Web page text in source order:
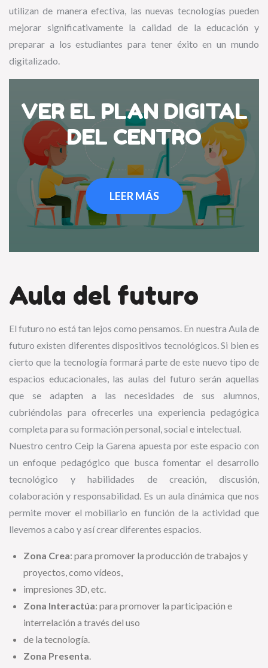
utilizan de manera efectiva, las nuevas tecnologías pueden
mejorar significativamente la calidad de la educación y
preparar a los estudiantes para tener éxito en un mundo
digitalizado.
VER EL PLAN DIGITAL
DEL CENTRO
LEER MÁS
Aula del futuro
El futuro no está tan lejos como pensamos. En nuestra Aula de
futuro existen diferentes dispositivos tecnológicos. Si bien es
cierto que la tecnología formará parte de este nuevo tipo de
espacios educacionales, las aulas del futuro serán aquellas
que se adapten a las necesidades de sus alumnos,
cubriéndolas para ofrecerles una experiencia pedagógica
completa para su formación personal, social e intelectual.
Nuestro centro Ceip la Garena apuesta por este espacio con
un enfoque pedagógico que busca fomentar el desarrollo
tecnológico y habilidades de creación, discusión,
colaboración y responsabilidad. Es un aula dinámica que nos
permite mover el mobiliario en función de la actividad que
llevemos a cabo y así crear diferentes espacios.
Zona Crea: para promover la producción de trabajos y
proyectos, como vídeos,
impresiones 3D, etc.
Zona Interactúa: para promover la participación e
interrelación a través del uso
de la tecnología.
Zona Presenta.